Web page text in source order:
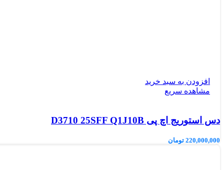
افزودن به سبد خرید
مشاهده سریع
دس استوریج اچ پی D3710 25SFF Q1J10B
220,000,000 تومان